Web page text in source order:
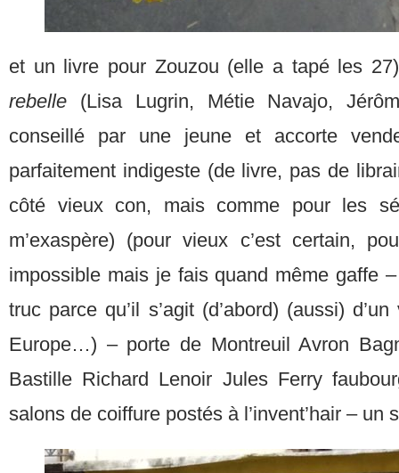
et un livre pour Zouzou (elle a tapé les
rebelle (Lisa Lugrin, Métie Navajo,
conseillé par une jeune et accorte
parfaitement indigeste (de livre, pas de
côté vieux con, mais comme pour les
m’exaspère) (pour vieux c’est certain,
impossible mais je fais quand même gaffe
truc parce qu’il s’agit (d’abord) (aussi)
Europe…) – porte de Montreuil Avron
Bastille Richard Lenoir Jules Ferry
salons de coiffure postés à l’invent’hair – un